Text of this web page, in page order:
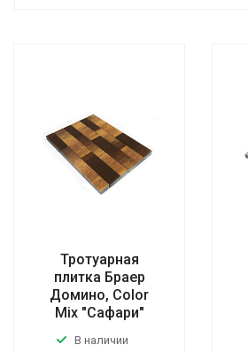
Тротуарная
плитка Браер
Домино, Color
Mix "Сафари"
В наличии